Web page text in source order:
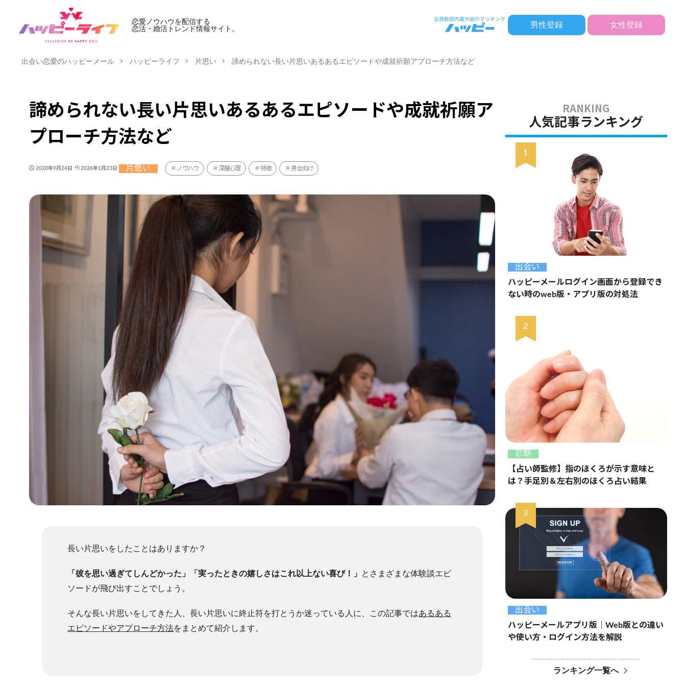
恋愛ノウハウを配信する
恋活・婚活トレンド情報サイト。
男性登録 女性登録
出会い恋愛のハッピーメール ハッピーライフ 片思い 諦められない長い片思いあるあるエピソードや成就祈願アプローチ方法など
諦められない長い片思いあるあるエピソードや成就祈願ア
プローチ方法など
2020年9月24日 2026年1月23日 片思い ノウハウ 深層心理 特徴 男女向け
長い片思いをしたことはありますか？
「彼を思い過ぎてしんどかった」「実ったときの嬉しさはこれ以上ない喜び！」 とさまざまな体験談エピ
ソードが飛び出すことでしょう。
そんな長い片思いをしてきた人、長い片思いに終止符を打とうか迷っている人に、この記事ではあるある
エピソードやアプローチ方法をまとめて紹介します。
人気記事ランキング
出会い
ハッピーメールログイン画面から登録でき
ない時のweb版・アプリ版の対処法
診断
【占い師監修】指のほくろが示す意味と
は？手足別＆左右別のほくろ占い結果
出会い
ハッピーメールアプリ版｜Web版との違い
や使い方・ログイン方法を解説
ランキング一覧へ